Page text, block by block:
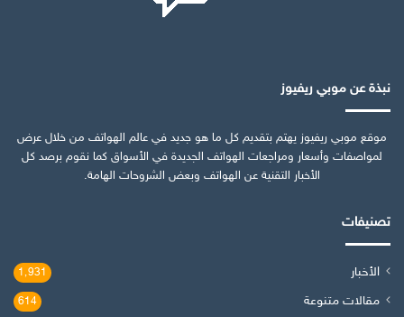
نبذة عن موبي ريفيوز
موقع موبي ريفيوز يهتم بتقديم كل ما هو جديد في عالم الهواتف من خلال عرض
لمواصفات وأسعار ومراجعات الهواتف الجديدة في الأسواق كما نقوم برصد كل
الأخبار التقنية عن الهواتف وبعض الشروحات الهامة.
تصنيفات
الأخبار 1٬931
مقالات متنوعة 614